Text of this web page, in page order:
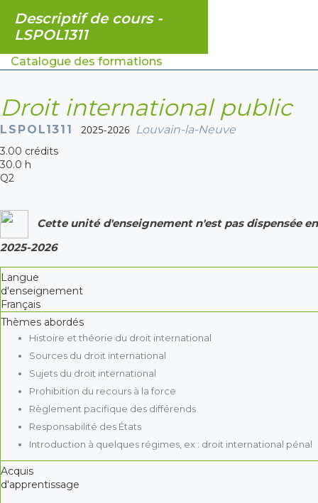
Descriptif de cours -
LSPOL1311
Catalogue des formations
Droit international public
LSPOL1311 2025-2026 Louvain-la-Neuve
3.00 crédits
30.0 h
Q2
Cette unité d'enseignement n'est pas dispensée en
2025-2026
Langue
d'enseignement
Français
Thèmes abordés
Histoire et théorie du droit international
Sources du droit international
Sujets du droit international
Prohibition du recours à la force
Règlement pacifique des différends
Responsabilité des États
Introduction à quelques régimes, ex : droit international pénal
Acquis
d'apprentissage